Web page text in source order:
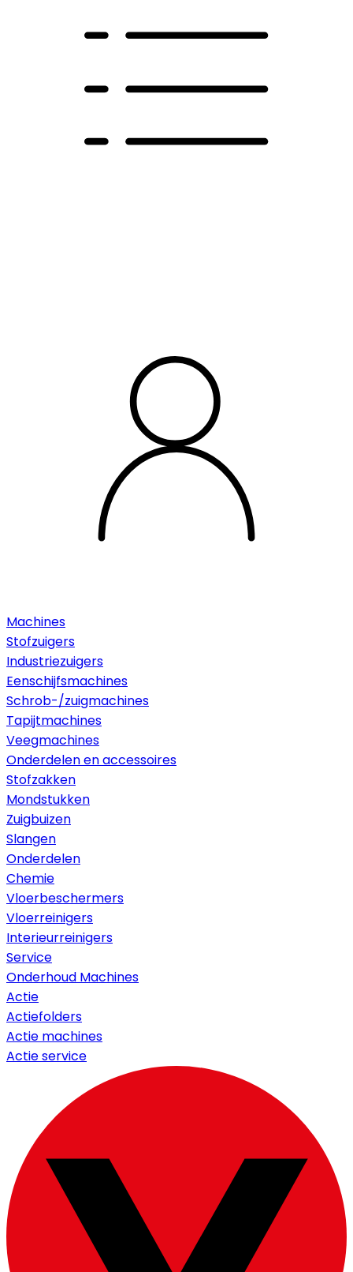
Machines
Stofzuigers
Industriezuigers
Eenschijfsmachines
Schrob-/zuigmachines
Tapijtmachines
Veegmachines
Onderdelen en accessoires
Stofzakken
Mondstukken
Zuigbuizen
Slangen
Onderdelen
Chemie
Vloerbeschermers
Vloerreinigers
Interieurreinigers
Service
Onderhoud Machines
Actie
Actiefolders
Actie machines
Actie service